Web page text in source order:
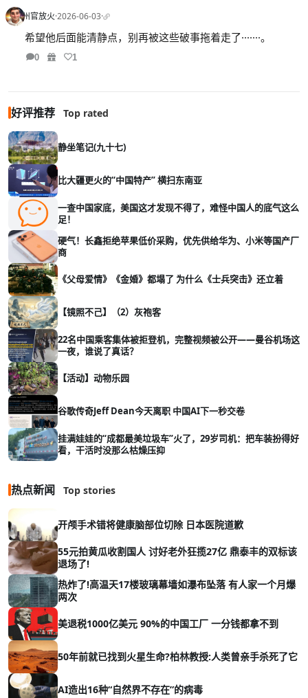
州官放火·2026-06-03·
希望他后面能清静点，别再被这些破事拖着走了·······。
0 1
好评推荐 Top rated
静坐笔记(九十七)
比大疆更火的“中国特产” 横扫东南亚
一查中国家底，美国这才发现不得了，难怪中国人的底气这么
足！
硬气！长鑫拒绝苹果低价采购，优先供给华为、小米等国产厂
商
《父母爱情》《金婚》都塌了 为什么《士兵突击》还立着
【镜照不己】（2）灰袍客
22名中国乘客集体被拒登机，完整视频被公开——曼谷机场这
一夜，谁说了真话？
【活动】动物乐园
谷歌传奇Jeff Dean今天离职 中国AI下一秒交卷
挂满娃娃的“成都最美垃圾车”火了，29岁司机：把车装扮得好
看，干活时没那么枯燥压抑
热点新闻 Top stories
开颅手术错将健康脑部位切除 日本医院道歉
55元拍黄瓜收割国人 讨好老外狂揽27亿 鼎泰丰的双标该
退场了!
热炸了!高温天17楼玻璃幕墙如瀑布坠落 有人家一个月爆
两次
美退税1000亿美元 90%的中国工厂 一分钱都拿不到
50年前就已找到火星生命?柏林教授:人类曾亲手杀死了它
AI造出16种“自然界不存在”的病毒